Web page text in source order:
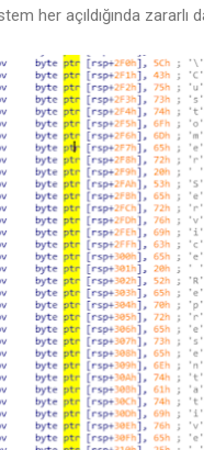
her açıldığında zararlı